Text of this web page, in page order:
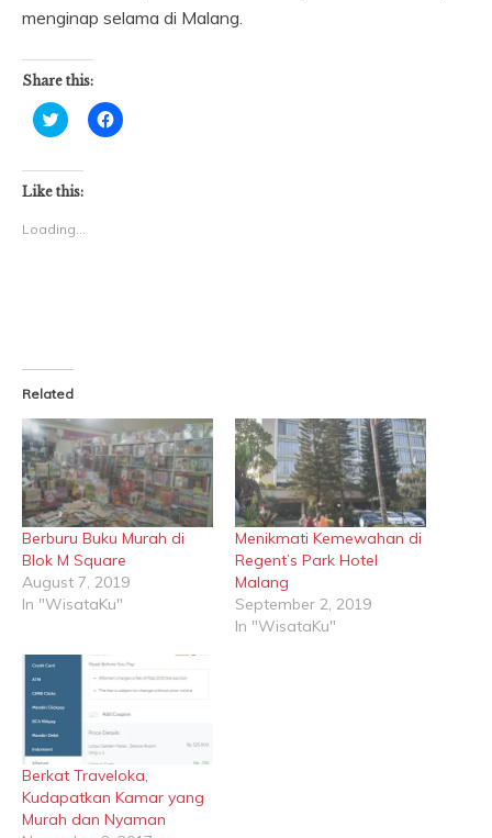
menginap selama di Malang.
Share this:
Click
to
Twitter
(Opens
in
window)
Click
to
Like this:
Loading...
Related
Berburu Buku Murah di
Blok M Square
August 7, 2019
In "WisataKu"
Menikmati Kemewahan di
Regent’s Park Hotel
Malang
September 2, 2019
In "WisataKu"
Berkat Traveloka,
Kudapatkan Kamar yang
Murah dan Nyaman